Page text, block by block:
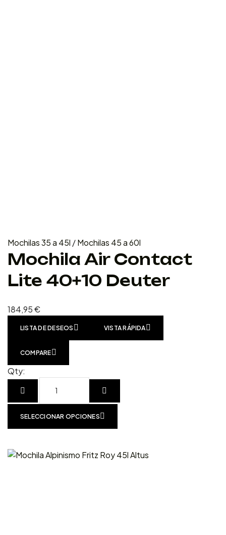
Mochilas 35 a 45l /Mochilas 45 a 60l
Mochila Air Contact
Lite 40+10 Deuter
184,95€
LISTA DE DESEOS VISTA RÁPIDA
COMPARE
Qty:
SELECCIONAR OPCIONES